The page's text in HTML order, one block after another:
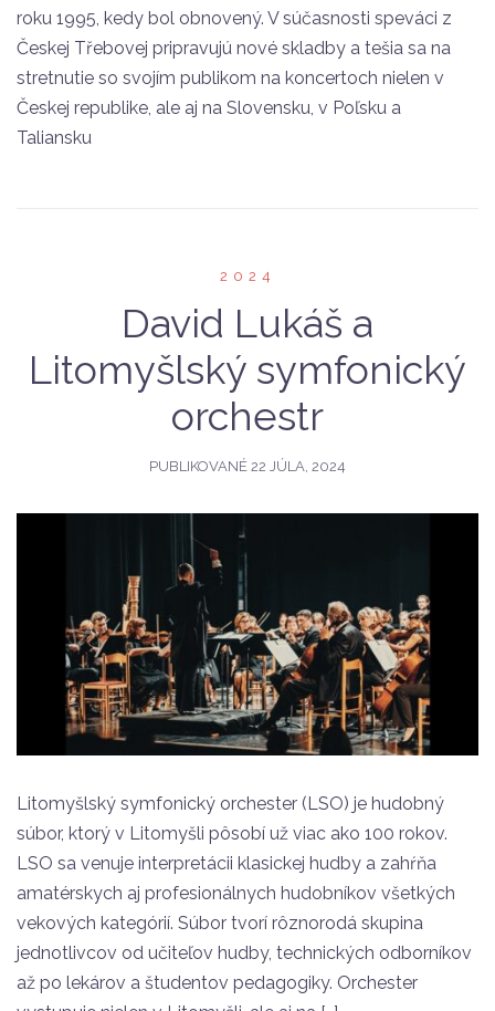
roku 1995, kedy bol obnovený. V súčasnosti speváci z
Českej Třebovej pripravujú nové skladby a tešia sa na
stretnutie so svojím publikom na koncertoch nielen v
Českej republike, ale aj na Slovensku, v Poľsku a
Taliansku
2024
David Lukáš a
Litomyšlský symfonický
orchestr
PUBLIKOVANÉ 22 JÚLA, 2024
Litomyšlský symfonický orchester (LSO) je hudobný
súbor, ktorý v Litomyšli pôsobí už viac ako 100 rokov.
LSO sa venuje interpretácii klasickej hudby a zahŕňa
amatérskych aj profesionálnych hudobníkov všetkých
vekových kategórií. Súbor tvorí rôznorodá skupina
jednotlivcov od učiteľov hudby, technických odborníkov
až po lekárov a študentov pedagogiky. Orchester